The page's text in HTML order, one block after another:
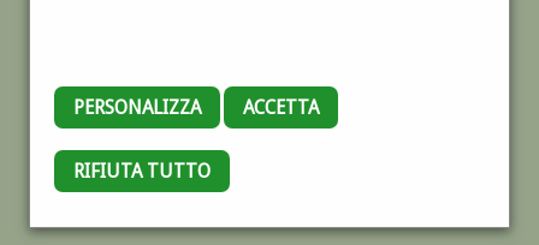
PERSONALIZZA ACCETTA
RIFIUTA TUTTO